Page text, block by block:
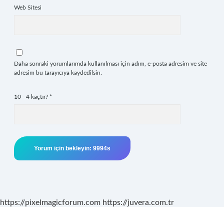
Web Sitesi
Daha sonraki yorumlarımda kullanılması için adım, e-posta adresim ve site
adresim bu tarayıcıya kaydedilsin.
10 - 4 kaçtır? *
https://pixelmagicforum.com https://juvera.com.tr